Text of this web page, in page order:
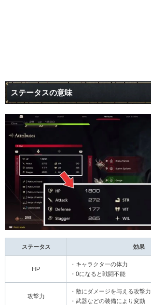
ステータスの意味
ステータス 効果
HP
・キャラクターの体力
・0になると戦闘不能
攻撃力
・敵にダメージを与える攻撃力
・武器などの装備により変動